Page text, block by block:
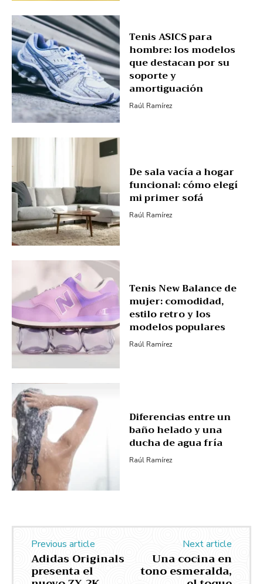
Tenis ASICS para
hombre: los modelos
que destacan por su
soporte y
amortiguación
Raúl Ramírez
De sala vacía a hogar
funcional: cómo elegí
mi primer sofá
Raúl Ramírez
Tenis New Balance de
mujer: comodidad,
estilo retro y los
modelos populares
Raúl Ramírez
Diferencias entre un
baño helado y una
ducha de agua fría
Raúl Ramírez
Previous article
Adidas Originals
presenta el
Next article
Una cocina en
tono esmeralda,